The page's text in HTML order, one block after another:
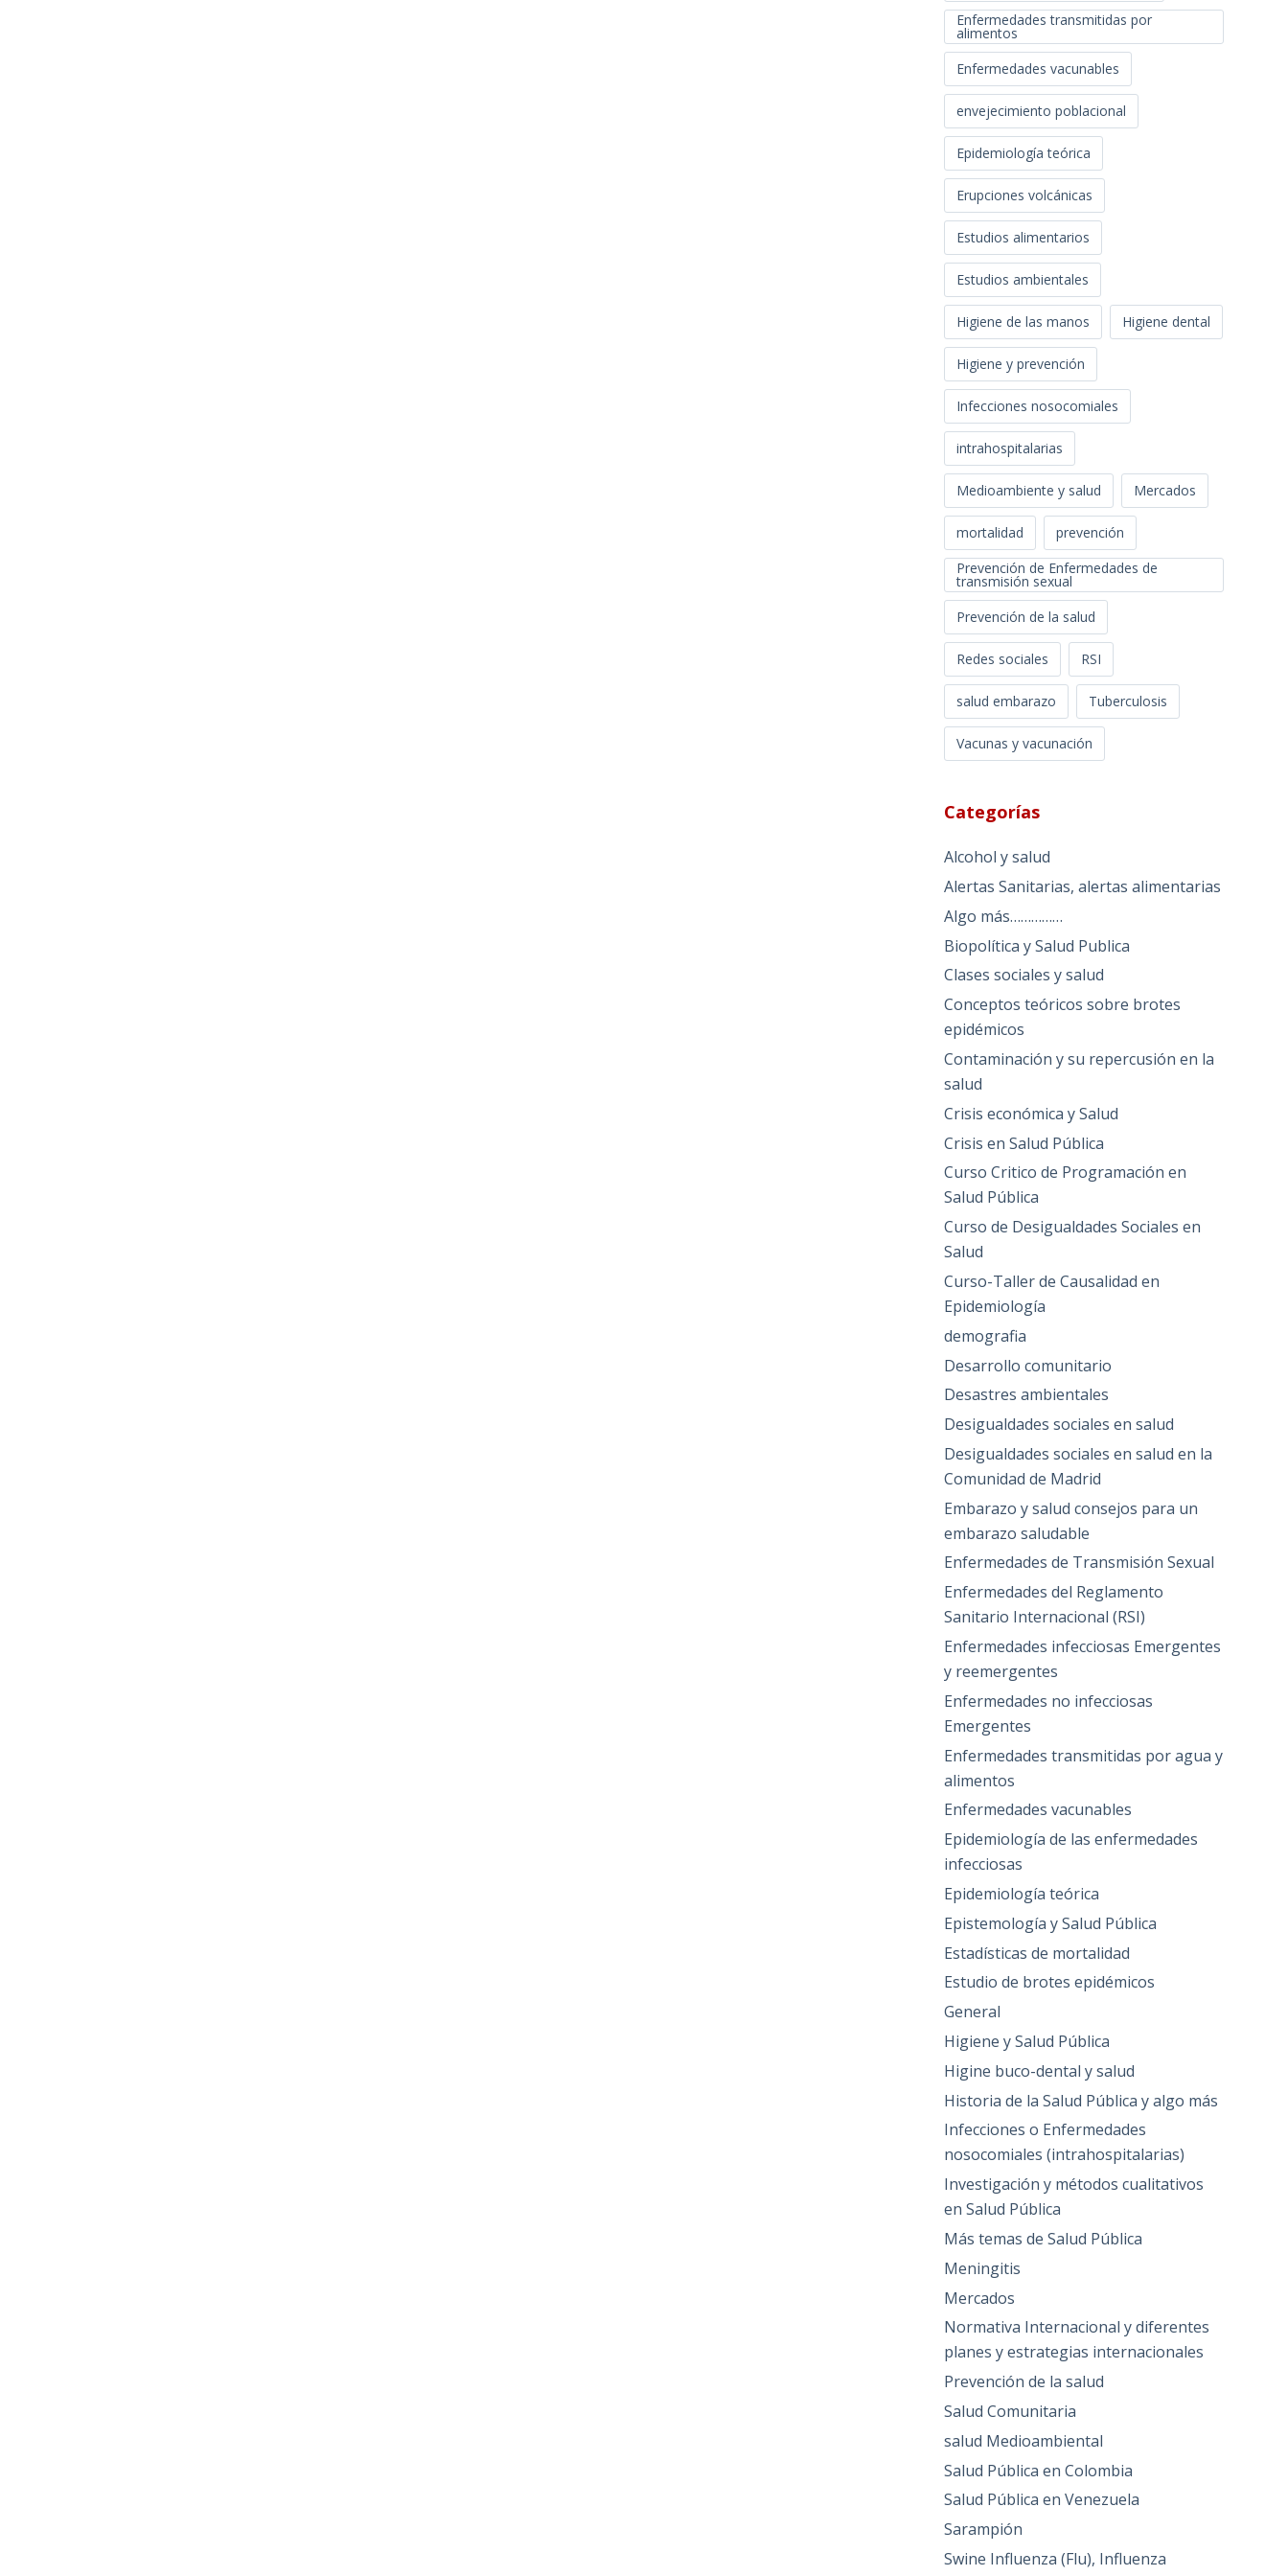
Enfermedades transmitidas por
alimentos
Enfermedades vacunables
envejecimiento poblacional
Epidemiología teórica
Erupciones volcánicas
Estudios alimentarios
Estudios ambientales
Higiene de las manos Higiene dental
Higiene y prevención
Infecciones nosocomiales
intrahospitalarias
Medioambiente y salud Mercados
mortalidad
prevención
Prevención de Enfermedades de
transmisión sexual
Prevención de la salud
Redes sociales RSI
salud embarazo Tuberculosis
Vacunas y vacunación
Categorías
Alcohol y salud
Alertas Sanitarias, alertas alimentarias
Algo más……………
Biopolítica y Salud Publica
Clases sociales y salud
Conceptos teóricos sobre brotes
epidémicos
Contaminación y su repercusión en la
salud
Crisis económica y Salud
Crisis en Salud Pública
Curso Critico de Programación en
Salud Pública
Curso de Desigualdades Sociales en
Salud
Curso-Taller de Causalidad en
Epidemiología
demografia
Desarrollo comunitario
Desastres ambientales
Desigualdades sociales en salud
Desigualdades sociales en salud en la
Comunidad de Madrid
Embarazo y salud consejos para un
embarazo saludable
Enfermedades de Transmisión Sexual
Enfermedades del Reglamento
Sanitario Internacional (RSI)
Enfermedades infecciosas Emergentes
y reemergentes
Enfermedades no infecciosas
Emergentes
Enfermedades transmitidas por agua y
alimentos
Enfermedades vacunables
Epidemiología de las enfermedades
infecciosas
Epidemiología teórica
Epistemología y Salud Pública
Estadísticas de mortalidad
Estudio de brotes epidémicos
General
Higiene y Salud Pública
Higine buco-dental y salud
Historia de la Salud Pública y algo más
Infecciones o Enfermedades
nosocomiales (intrahospitalarias)
Investigación y métodos cualitativos
en Salud Pública
Más temas de Salud Pública
Meningitis
Mercados
Normativa Internacional y diferentes
planes y estrategias internacionales
Prevención de la salud
Salud Comunitaria
salud Medioambiental
Salud Pública en Colombia
Salud Pública en Venezuela
Sarampión
Swine Influenza (Flu), Influenza